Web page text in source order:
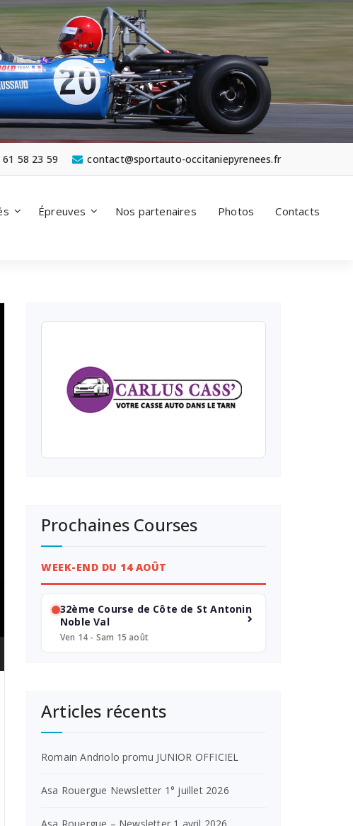
contact@sportauto-occitaniepyrenees.fr
61 58 23 59
Épreuves Nos partenaires Photos Contacts
Prochaines Courses
WEEK-END DU 14 AOÛT
32ème Course de Côte de St Antonin
Noble Val
Ven 14 - Sam 15 août
Articles récents
Romain Andriolo promu JUNIOR OFFICIEL
Asa Rouergue Newsletter 1° juillet 2026